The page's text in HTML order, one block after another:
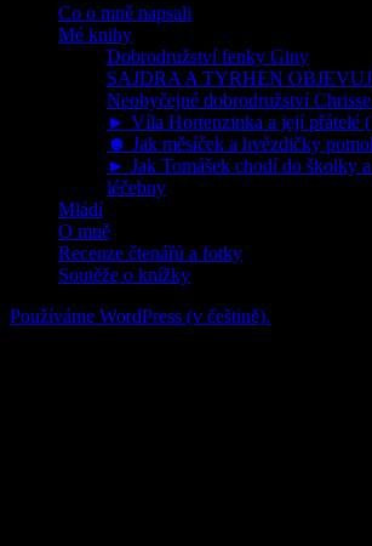
Co o mně napsali
Mé knihy
Dobrodružství fenky Giny
SAJDRA A TYRHEN
Neobyčejné dobrodružství Chrisse
► Víla Hortenzinka a její přátelé
☻ Jak měsíček a hvězdičky
► Jak Tomášek chodí do školky
léčebny
Mládí
O mně
Recenze čtenářů a fotky
Soutěže o knížky
Používáme WordPress (v češtině).